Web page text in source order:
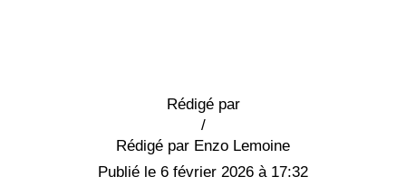
Rédigé par
Enzo Lemoine
/
6 février 2026 à 17:32